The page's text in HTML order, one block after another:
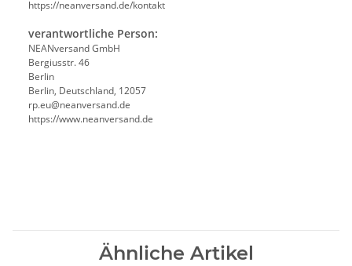
https://neanversand.de/kontakt
verantwortliche Person:
NEANversand GmbH
Bergiusstr. 46
Berlin
Berlin, Deutschland, 12057
ed.dnasrevnaen@ue.pr
https://www.neanversand.de
Ähnliche Artikel